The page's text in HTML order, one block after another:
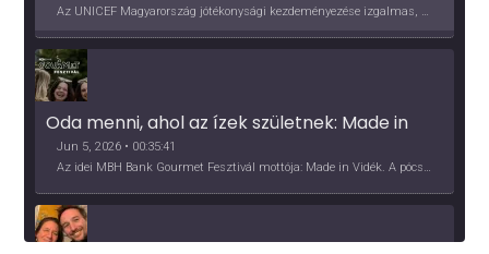
Az UNICEF Magyarország jótékonysági kezdeményezése izgalmas, egész éves világkörüli ízutazásra hív, igazi családi program és gasztroedukáció, illetve segítség a rászorulóknak is egyben.
Oda menni, ahol az ízek születnek: Made in
Vidék, Gourmet Fesztivál 2026
Jun 5, 2026 • 00:35:41
Az idei MBH Bank Gourmet Fesztivál mottója: Made in Vidék. A pócsmegyeri Papi, a mályinkai Iszkor és a szigligeti Villa Kabala tulajdonosai beszélnek arról, hogy mit jelentenek nekik a vidék ízei.